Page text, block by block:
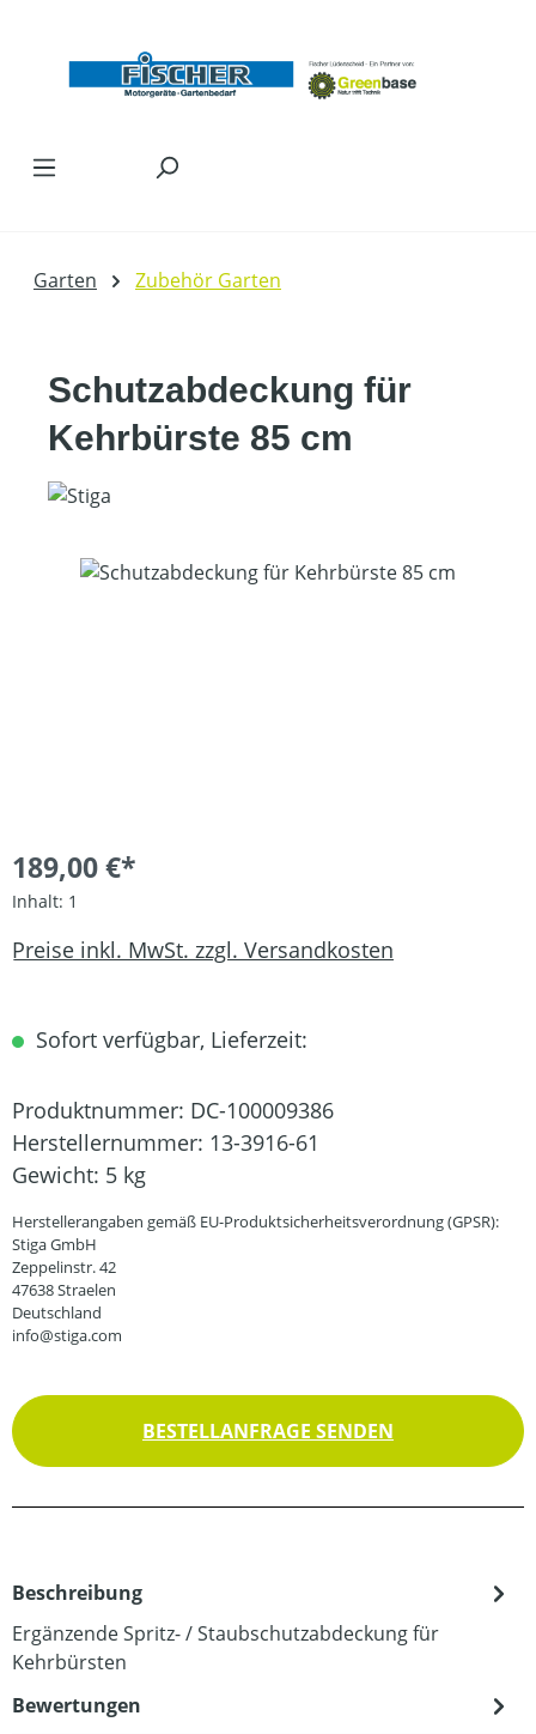
Garten Zubehör Garten
Schutzabdeckung für
Kehrbürste 85 cm
Bildergalerie überspringen
189,00 €*
Inhalt: 1
Preise inkl. MwSt. zzgl. Versandkosten
Sofort verfügbar, Lieferzeit:
Produktnummer: DC-100009386
Herstellernummer: 13-3916-61
Gewicht: 5 kg
Herstellerangaben gemäß EU-Produktsicherheitsverordnung (GPSR):
Stiga GmbH
Zeppelinstr. 42
47638 Straelen
Deutschland
info@stiga.com
BESTELLANFRAGE SENDEN
Beschreibung
Ergänzende Spritz- / Staubschutzabdeckung für
Kehrbürsten
Bewertungen